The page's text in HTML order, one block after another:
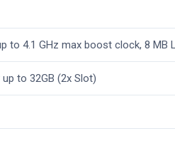
to 4.1 GHz max boost clock, 8
to 32GB (2x Slot)